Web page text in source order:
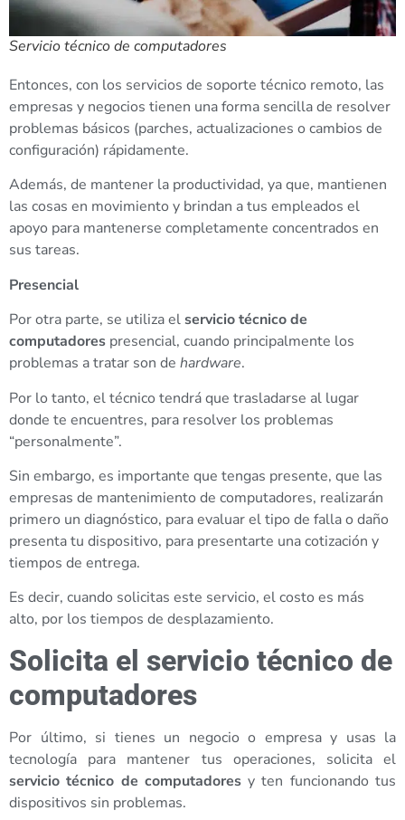
Servicio técnico de computadores
Entonces, con los servicios de soporte técnico remoto, las
empresas y negocios tienen una forma sencilla de resolver
problemas básicos (parches, actualizaciones o cambios de
configuración) rápidamente.
Además, de mantener la productividad, ya que, mantienen
las cosas en movimiento y brindan a tus empleados el
apoyo para mantenerse completamente concentrados en
sus tareas.
Presencial
Por otra parte, se utiliza elservicio técnico de
computadores presencial, cuando principalmente los
problemas a tratar son de hardware.
Por lo tanto, el técnico tendrá que trasladarse al lugar
donde te encuentres, para resolver los problemas
“personalmente”.
Sin embargo, es importante que tengas presente, que las
empresas de mantenimiento de computadores, realizarán
primero un diagnóstico, para evaluar el tipo de falla o daño
presenta tu dispositivo, para presentarte una cotización y
tiempos de entrega.
Es decir, cuando solicitas este servicio, el costo es más
alto, por los tiempos de desplazamiento.
Solicita el servicio técnico de
computadores
Por último, si tienes un negocio o empresa y usas la
tecnología para mantener tus operaciones, solicita el
servicio técnico de computadoresy ten funcionando tus
dispositivos sin problemas.